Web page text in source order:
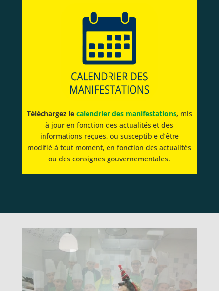
Téléchargez le calendrier des manifestations, mis
à jour en fonction des actualités et des
informations reçues, ou susceptible d’être
modifié à tout moment, en fonction des actualités
ou des consignes gouvernementales.